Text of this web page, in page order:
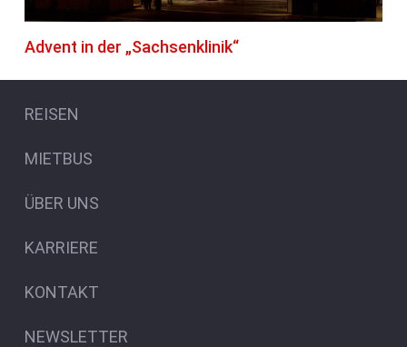
Advent in der „Sachsenklinik“
REISEN
MIETBUS
ÜBER UNS
KARRIERE
KONTAKT
NEWSLETTER